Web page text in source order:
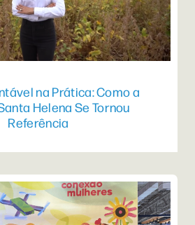
na Prática: Como a
Helena Se Tornou
Referência